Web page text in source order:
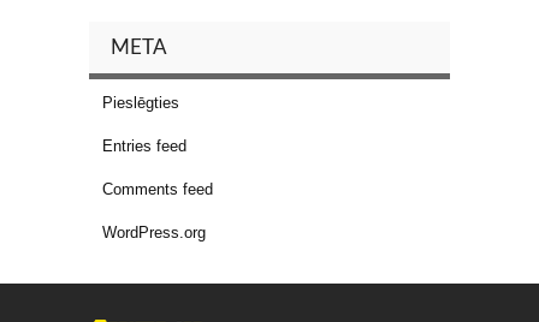
META
Pieslēgties
Entries feed
Comments feed
WordPress.org